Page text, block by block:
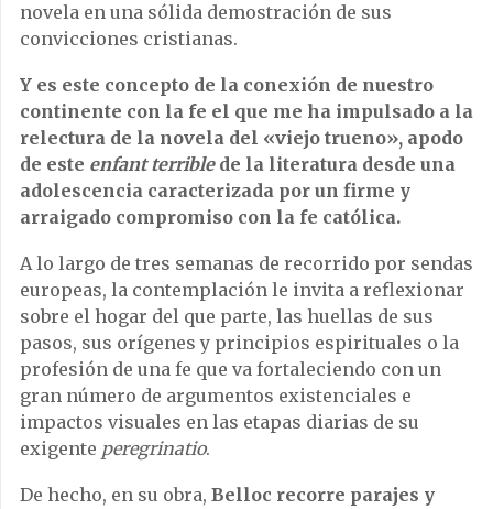
novela en una sólida demostración de sus
convicciones cristianas.
Y es este concepto de la conexión de nuestro
continente con la fe el que me ha impulsado a la
relectura de la novela del «viejo trueno», apodo
de este enfant terrible de la literatura desde una
adolescencia caracterizada por un firme y
arraigado compromiso con la fe católica.
A lo largo de tres semanas de recorrido por sendas
europeas, la contemplación le invita a reflexionar
sobre el hogar del que parte, las huellas de sus
pasos, sus orígenes y principios espirituales o la
profesión de una fe que va fortaleciendo con un
gran número de argumentos existenciales e
impactos visuales en las etapas diarias de su
exigente peregrinatio.
De hecho, en su obra, Belloc recorre parajes y